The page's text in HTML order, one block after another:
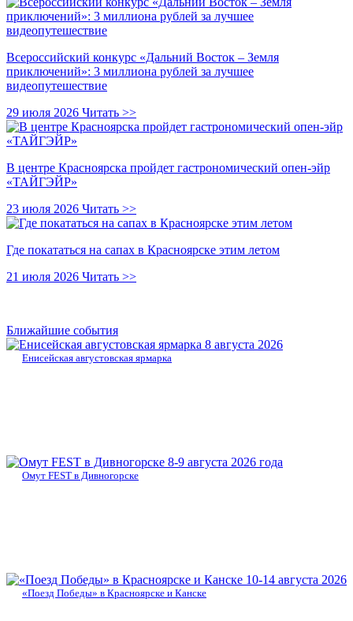
Всероссийский конкурс «Дальний Восток – Земля
приключений»: 3 миллиона рублей за лучшее
видеопутешествие
29 июля 2026 Читать >>
В центре Красноярска пройдет гастрономический опен-эйр
«ТАЙГЭЙР»
23 июля 2026 Читать >>
Где покататься на сапах в Красноярске этим летом
21 июля 2026 Читать >>
Ближайшие события
8 августа 2026
Енисейская августовская ярмарка
8-9 августа 2026 года
Омут FEST в Дивногорске
10-14 августа 2026
«Поезд Победы» в Красноярске и Канске